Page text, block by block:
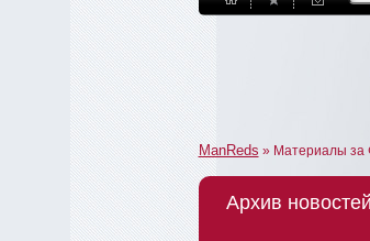
ManReds » Материалы за
Архив новостей